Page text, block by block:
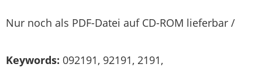
Nur noch als PDF-Datei auf CD-ROM lieferbar /
Keywords: 092191, 92191, 2191,